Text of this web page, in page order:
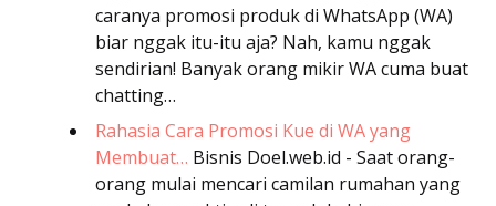
caranya promosi produk di WhatsApp (WA)
biar nggak itu-itu aja? Nah, kamu nggak
sendirian! Banyak orang mikir WA cuma buat
chatting…
Rahasia Cara Promosi Kue di WA yang
Membuat… Bisnis Doel.web.id - Saat orang-
orang mulai mencari camilan rumahan yang